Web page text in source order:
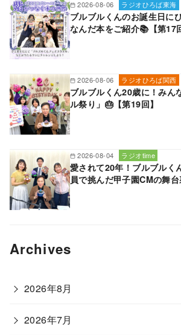
2026-08-06 ラジオひろば東海
ブルブルくんのお誕生日に
なんだ本をご紹介📚【第17
2026-08-06 ラジオひろば関西
ブルブルくん20歳に！みん
ル祭り」🎂【第19回】
2026-08-04 ラジオtime
愛されて20年！ブルブルく
員で挑んだ甲子園CMの舞台
Archives
2026年8月
2026年7月